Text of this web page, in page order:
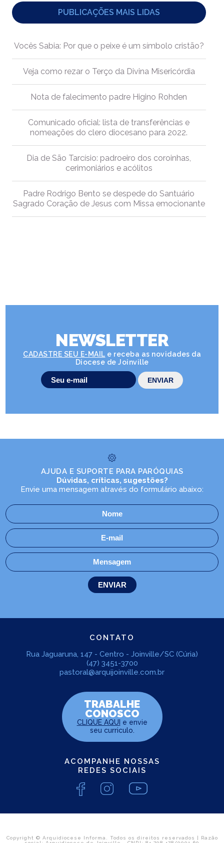
PUBLICAÇÕES MAIS LIDAS
Vocês Sabia: Por que o peixe é um símbolo cristão?
Veja como rezar o Terço da Divina Misericórdia
Nota de falecimento padre Higino Rohden
Comunicado oficial: lista de transferências e
nomeações do clero diocesano para 2022.
Dia de São Tarcísio: padroeiro dos coroinhas,
cerimoniários e acólitos
Padre Rodrigo Bento se despede do Santuário
Sagrado Coração de Jesus com Missa emocionante
NEWSLETTER
CADASTRE SEU E-MAIL e receba as novidades da
Diocese de Joinville
AJUDA E SUPORTE PARA PARÓQUIAS
Dúvidas, críticas, sugestões?
Envie uma mensagem através do formulário abaixo:
CONTATO
Rua Jaguaruna, 147 - Centro - Joinville/SC (Cúria)
(47) 3451-3700
pastoral@arquijoinville.com.br
TRABALHE
CONOSCO
CLIQUE AQUI e envie
seu curriculo.
ACOMPANHE NOSSAS
REDES SOCIAIS
Copyright © Arquidiocese Informa. Todos os direitos reservados | Razão